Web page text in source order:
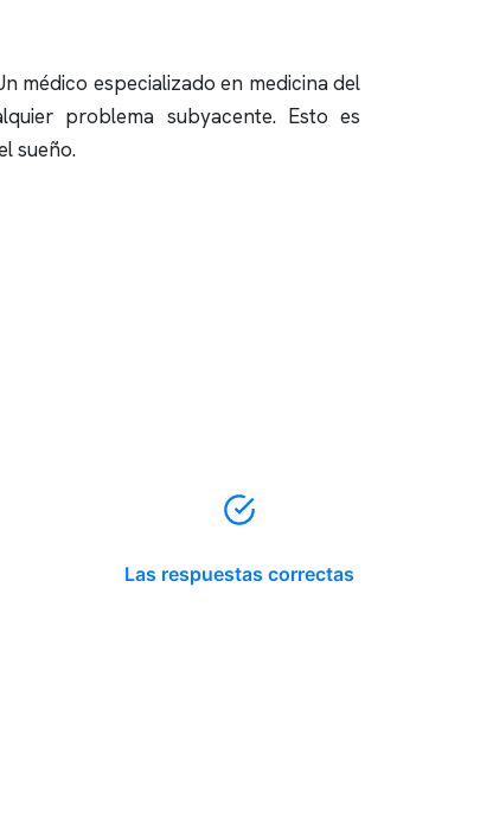
médico especializado en medicina del
problema subyacente. Esto es
sueño.
Las respuestas correctas